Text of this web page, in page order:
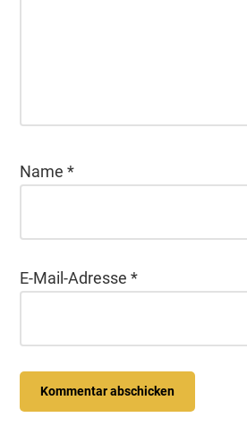
Name*
E-Mail-Adresse*